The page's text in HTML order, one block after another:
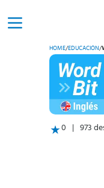
HOME/EDUCACIÓN/
0 973